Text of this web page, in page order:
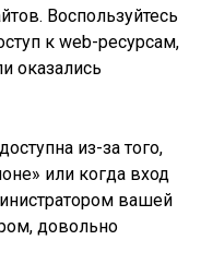
Воспользуйтесь
к web-ресурсам,
оказались
из-за того,
или когда вход
вашей
довольно